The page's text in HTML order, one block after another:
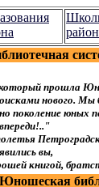
прошла
нового. Мы
поколение
вы,
книгой,
Юношеская